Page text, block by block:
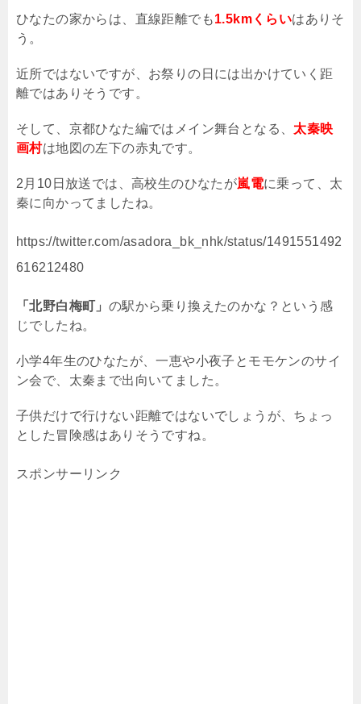
ひなたの家からは、直線距離でも1.5kmくらいはありそ
う。
近所ではないですが、お祭りの日には出かけていく距
離ではありそうです。
そして、京都ひなた編ではメイン舞台となる、 太秦映
画村は地図の左下の赤丸です。
2 月 10 日放送では、高校生のひなたが嵐電に乗って、太
秦に向かってましたね。
https://twitter.com/asadora_bk_nhk/status/1491551492
616212480
「北野白梅町」 の駅から乗り換えたのかな？という感
じでしたね。
小学4年生のひなたが、一恵や小夜子とモモケンのサイ
ン会で、太秦まで出向いてました。
子供だけで行けない距離ではないでしょうが、ちょっ
とした冒険感はありそうですね。
スポンサーリンク